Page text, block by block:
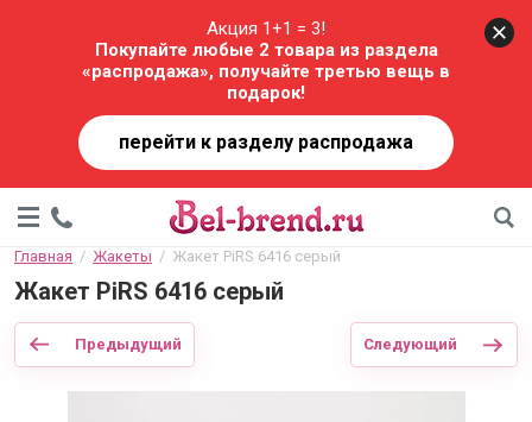
Акция 1+1 = 3!
Покупайте любые 2 товара из раздела
«распродажа», получайте третью вещь в
подарок!
перейти к разделу распродажа
Главная
  /
Жакеты
  /  Жакет PiRS 6416 серый
Жакет PiRS 6416 серый
Предыдущий Следующий